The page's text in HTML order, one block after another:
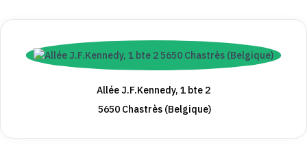
Allée J.F.Kennedy, 1 bte 2
5650 Chastrès (Belgique)